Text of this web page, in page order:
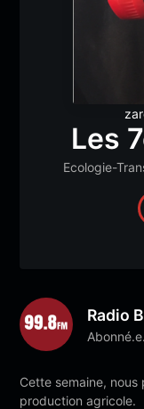
Les
Ecologie-
Radio
Cette semaine,
production agricole.